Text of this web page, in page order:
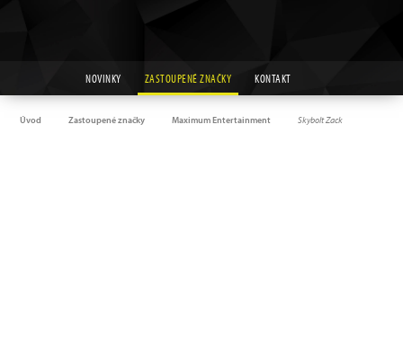
NOVINKY ZASTOUPENÉ ZNAČKY KONTAKT
Úvod Zastoupené značky Maximum Entertainment Skybolt Zack